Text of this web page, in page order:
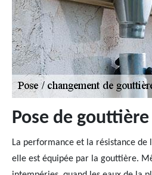
Pose de gouttière
La performance et la résistance de
elle est équipée par la gouttière.